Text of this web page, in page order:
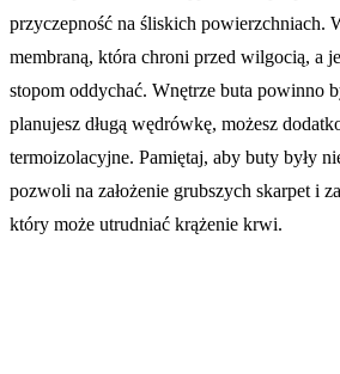
przyczepność na śliskich powierzchniach.
membraną, która chroni przed wilgocią, a
stopom oddychać. Wnętrze buta powinno
planujesz długą wędrówkę, możesz
termoizolacyjne. Pamiętaj, aby buty były
pozwoli na założenie grubszych skarpet i
który może utrudniać krążenie krwi.